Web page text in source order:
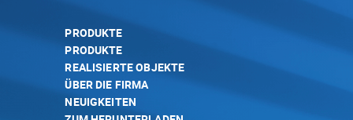
PRODUKTE
PRODUKTE
REALISIERTE OBJEKTE
ÜBER DIE FIRMA
NEUIGKEITEN